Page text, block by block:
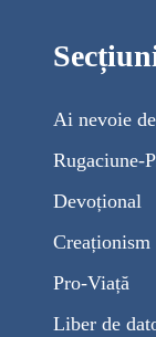
Ai nevoie
Rugaciune-
Devoțional
Creaționism
Pro-Viață
Liber de